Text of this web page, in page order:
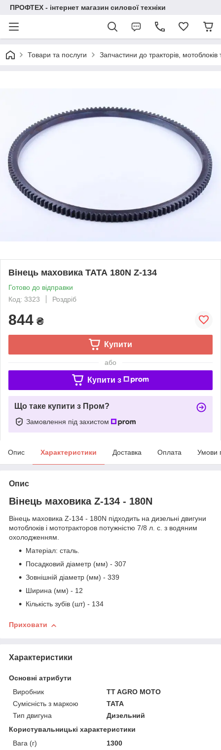
ПРОФТЕХ - інтернет магазин силової техніки
Товари та послуги Запчастини до тракторів,
Вінець маховика ТАТА 180N Z-134
Готово до відправки
Код: 3323
Роздріб
844 ₴
Купити
або
Купити з
Що таке купити з Пром?
Замовлення під захистом
Опис Характеристики Доставка Оплата Умови
Опис
Вінець маховика Z-134 - 180N
Вінець маховика Z-134 - 180N підходить на дизельні двигуни
мотоблоків і мототракторов потужністю 7/8 л. с. з водяним
охолодженням.
Матеріал: сталь.
Посадковий діаметр (мм) - 307
Зовнішній діаметр (мм) - 339
Ширина (мм) - 12
Кількість зубів (шт) - 134
Приховати
Характеристики
Основні атрибути
Виробник
TT AGRO MOTO
Сумісність з маркою
TATA
Тип двигуна
Дизельний
Користувальницькі характеристики
Вага (г)
1300